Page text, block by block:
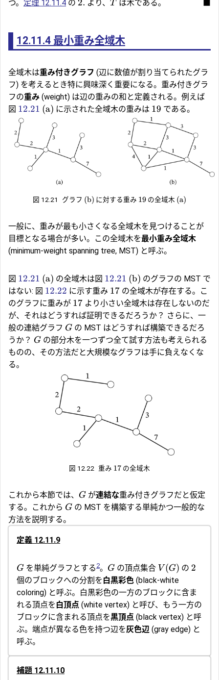
つ。 定理 12.11.4 の 2. より、 T は木である。
12.11.4 最小重み全域木
全域木は重み付きグラフ (辺に数値が割り当てられたグラ
フ) を考えるとき特に興味深く重要になる。重み付きグラ
フの重み (weight) は辺の重みの和と定義される。例えば
図 12.21 (a) に示された全域木の重みは 19 である。
図 12.21 グラフ (b) に対する重み 19 の全域木 (a)
一般に、重みが最も小さくなる全域木を見つけることが
目標となる場合が多い。この全域木を最小重み全域木
(minimum-weight spanning tree, MST) と呼ぶ。
図 12.21 (a) の全域木は図 12.21 (b) のグラフの MST で
はない: 図 12.22 に示す重み 17 の全域木が存在する。こ
のグラフに重みが 17 より小さい全域木は存在しないのだ
が、それはどうすれば証明できるだろうか？ さらに、一
般の連結グラフ G の MST はどうすれば構築できるだろ
うか？ G の部分木を一つずつ全て試す方法も考えられる
ものの、その方法だと大規模なグラフは手に負えなくな
る。
図 12.22 重み 17 の全域木
これから本節では、 G が連結な重み付きグラフだと仮定
する。これから G の MST を構築する単純かつ一般的な
方法を説明する。
定義 12.11.9
G を単純グラフとする2。 G の頂点集合 V (G) の 2
個のブロックへの分割を 白黒彩色 (black-white
coloring) と呼ぶ。白黒彩色の一方のブロックに含ま
れる頂点を 白頂点 (white vertex) と呼び、もう一方の
ブロックに含まれる頂点を黒頂点 (black vertex) と呼
ぶ。端点が異なる色を持つ辺を灰色辺 (gray edge) と
呼ぶ。
補題 12.11.10